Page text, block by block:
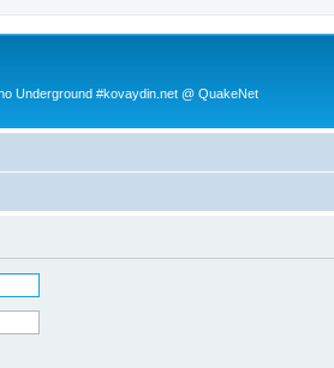
Underground #kovaydin.net @ QuakeNet